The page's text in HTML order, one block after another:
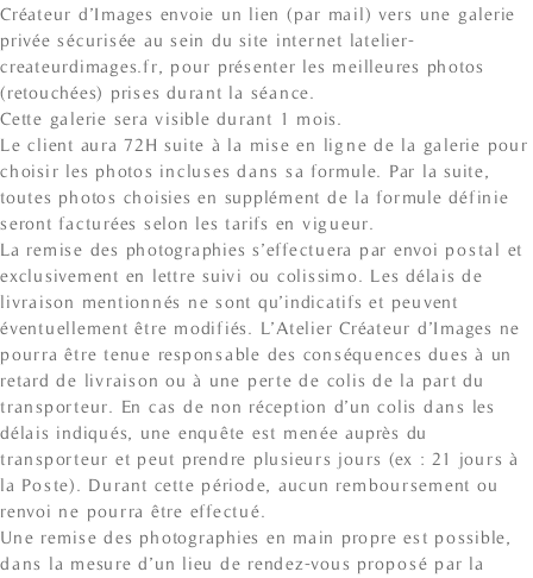
Créateur d’Images envoie un lien (par mail) vers une galerie
privée sécurisée au sein du site internet latelier-
createurdimages.fr, pour présenter les meilleures photos
(retouchées) prises durant la séance.
Cette galerie sera visible durant 1 mois.
Le client aura 72H suite à la mise en ligne de la galerie pour
choisir les photos incluses dans sa formule. Par la suite,
toutes photos choisies en supplément de la formule définie
seront facturées selon les tarifs en vigueur.
La remise des photographies s’effectuera par envoi postal et
exclusivement en lettre suivi ou colissimo. Les délais de
livraison mentionnés ne sont qu’indicatifs et peuvent
éventuellement être modifiés. L’Atelier Créateur d’Images ne
pourra être tenue responsable des conséquences dues à un
retard de livraison ou à une perte de colis de la part du
transporteur. En cas de non réception d’un colis dans les
délais indiqués, une enquête est menée auprès du
transporteur et peut prendre plusieurs jours (ex : 21 jours à
la Poste). Durant cette période, aucun remboursement ou
renvoi ne pourra être effectué.
Une remise des photographies en main propre est possible,
dans la mesure d’un lieu de rendez-vous proposé par la